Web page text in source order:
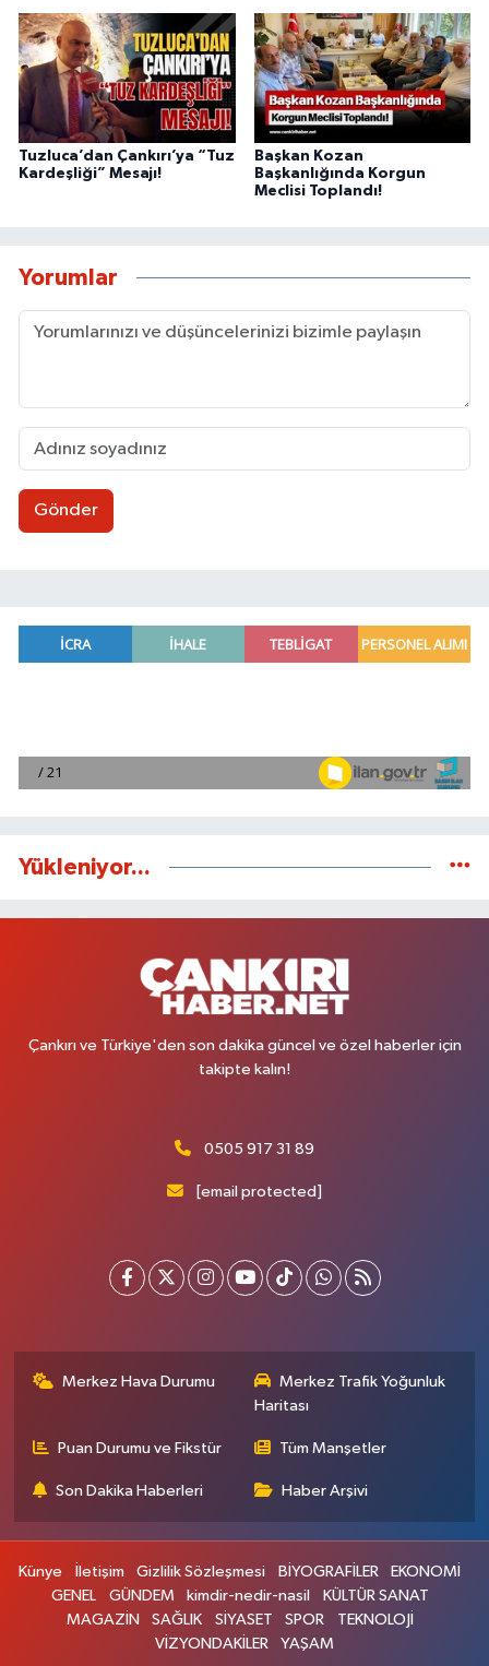
Tuzluca’dan Çankırı’ya “Tuz
Kardeşliği” Mesajı!
Başkan Kozan
Başkanlığında Korgun
Meclisi Toplandı!
Yorumlar
Gönder
Yükleniyor...
Çankırı ve Türkiye'den son dakika güncel ve özel haberler için
takipte kalın!
0505 917 31 89
[email protected]
Merkez Hava Durumu
Merkez Trafik Yoğunluk
Haritası
Puan Durumu ve Fikstür Tüm Manşetler
Son Dakika Haberleri Haber Arşivi
Künye İletişim Gizlilik Sözleşmesi BİYOGRAFİLER
EKONOMİ
GENEL
GÜNDEM kimdir-nedir-nasil
KÜLTÜR SANAT
MAGAZİN
SAĞLIK SİYASET SPOR
TEKNOLOJİ
VİZYONDAKİLER
YAŞAM